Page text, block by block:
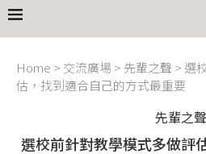
Home > 交流廣場 > 先輩之聲 > 選
估，找到適合自己的方式最重要
先輩之聲
選校前針對教學模式多做評